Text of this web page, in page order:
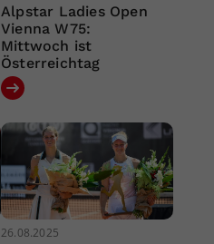
Alpstar Ladies Open
Vienna W75:
Mittwoch ist
Österreichtag
26.08.2025